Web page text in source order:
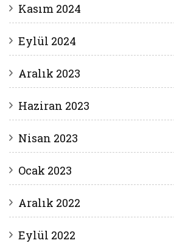
Kasım 2024
Eylül 2024
Aralık 2023
Haziran 2023
Nisan 2023
Ocak 2023
Aralık 2022
Eylül 2022